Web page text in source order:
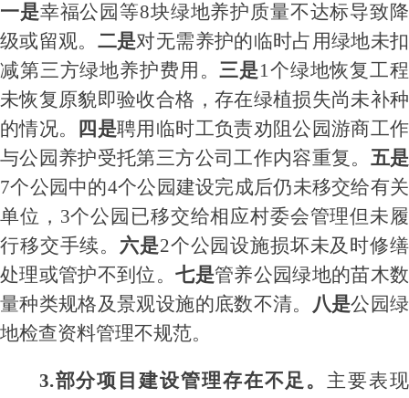
一是幸福公园等8块绿地养护质量不达标导致降
级或留观。 二是对无需养护的临时占用绿地未扣
减第三方绿地养护费用。三是1个绿地恢复工程
未恢复原貌即验收合格 ，存在绿植损失尚未补种
的情况。
四是聘用临时工负责劝阻公园游商工作
与公园养护受托第三方公司工作内容重复。 五是
7个公园中的4个公园建设完成后仍未移交给有关
单位， 3个公园已移交给相应村委会管理但未履
行移交手续。 六是2个公园设施损坏未及时修缮
处理或管护不到位。七是管养公园绿地的苗木数
量种类规格及景观设施的底数不清。 八是公园绿
地检查资料管理不规范。
3.部分项目建设管理存在不足。 主要表现